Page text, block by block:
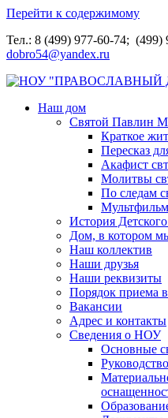
Перейти к содержимому
Тел.: 8 (499) 977-60-74; (499)
dobro54@yandex.ru
НОУ "ПРАВОСЛАВНЫЙ
Наш дом
Святой Павлин
Краткое
Пересказ
Акафист
Молитвы
По следам
История
Дом, в котором
Наш коллектив
Наши друзья
Наши реквизиты
Порядок приема
Вакансии
Адрес и контакты
Сведения о НОУ
Основные